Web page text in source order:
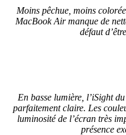
Moins pêchue, moins
MacBook Air manque de
défaut
En basse lumière, l’iSight
parfaitement claire. Les
luminosité de l’écran très
présence